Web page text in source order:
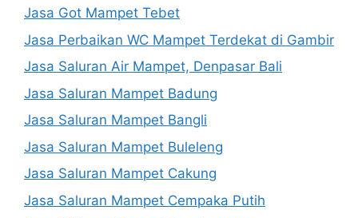
Jasa Got Mampet Tebet
Jasa Perbaikan WC Mampet Terdekat di Gambir
Jasa Saluran Air Mampet, Denpasar Bali
Jasa Saluran Mampet Badung
Jasa Saluran Mampet Bangli
Jasa Saluran Mampet Buleleng
Jasa Saluran Mampet Cakung
Jasa Saluran Mampet Cempaka Putih